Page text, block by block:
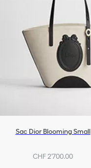
Sac Dior Blooming Small
CHF 2'700.00